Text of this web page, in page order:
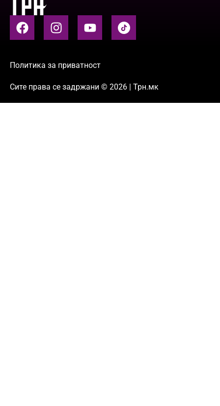
Политика за приватност
Сите права се задржани © 2026 | Трн.мк